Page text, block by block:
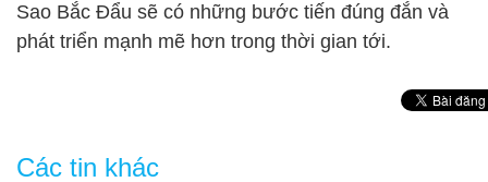
Sao Bắc Đẩu sẽ có những bước tiến đúng đắn và
phát triển mạnh mẽ hơn trong thời gian tới.
Các tin khác